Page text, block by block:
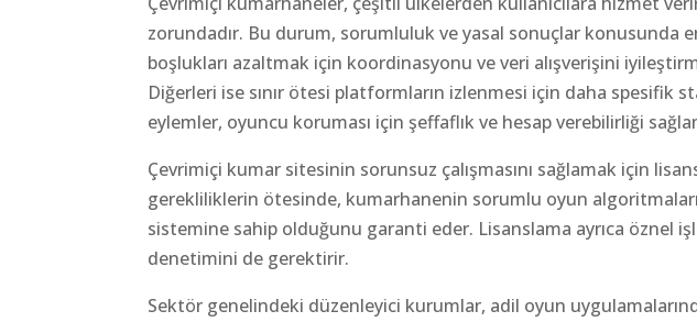
zorundadır. Bu durum, sorumluluk ve yasal sonuçlar konusunda
boşlukları azaltmak için koordinasyonu ve veri alışverişini
Diğerleri ise sınır ötesi platformların izlenmesi için daha spesifik
eylemler, oyuncu koruması için şeffaflık ve hesap verebilirliği
Çevrimiçi kumar sitesinin sorunsuz çalışmasını sağlamak için
gerekliliklerin ötesinde, kumarhanenin sorumlu oyun
sistemine sahip olduğunu garanti eder. Lisanslama ayrıca öznel
denetimini de gerektirir.
Sektör genelindeki düzenleyici kurumlar, adil oyun